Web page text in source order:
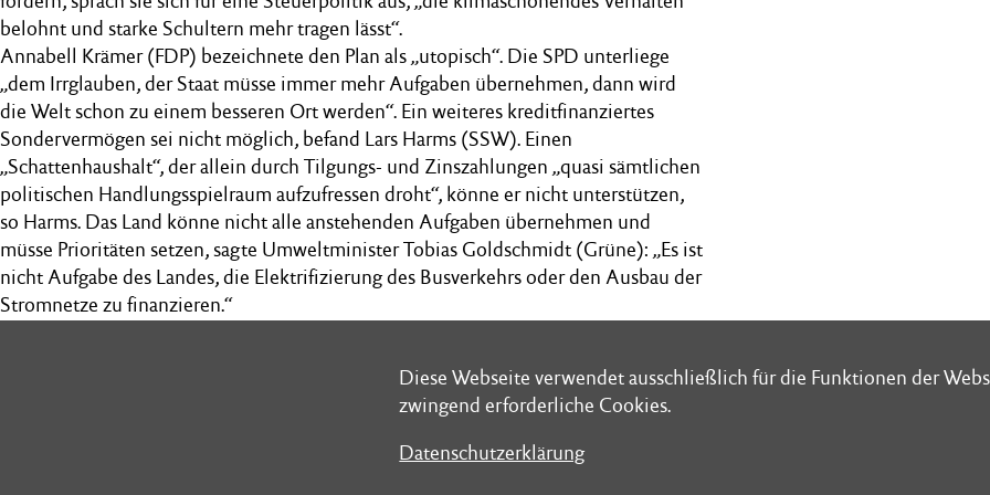
Diese Webseite verwendet ausschließlich für die Funktionen der
zwingend erforderliche Cookies.
Datenschutzerklärung
Diese Webseite verwendet ausschließlich für die Funktionen der
zwingend erforderliche Cookies.
Datenschutzerklärung
belohnt und starke Schultern mehr tragen lässt“.
Annabell Krämer (FDP) bezeichnete den Plan als „utopisch“. Die SPD unterliege
„dem Irrglauben, der Staat müsse immer mehr Aufgaben übernehmen, dann wird
die Welt schon zu einem besseren Ort werden“. Ein weiteres kreditfinanziertes
Sondervermögen sei nicht möglich, befand Lars Harms (SSW). Einen
„Schattenhaushalt“, der allein durch Tilgungs- und Zinszahlungen „quasi sämtlichen
politischen Handlungsspielraum aufzufressen droht“, könne er nicht unterstützen,
so Harms. Das Land könne nicht alle anstehenden Aufgaben übernehmen und
müsse Prioritäten setzen, sagte Umweltminister Tobias Goldschmidt (Grüne): „Es ist
nicht Aufgabe des Landes, die Elektrifizierung des Busverkehrs oder den Ausbau der
Stromnetze zu finanzieren.“